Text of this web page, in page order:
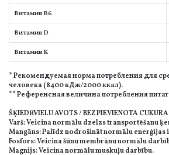
Витамин B6
Витамин D
Витамин K
* Рекомендуемая норма потребления для
человека (8400 кДж/2000 ккал).
** Референсная величина потребления
ŠĶIEDRVIELU AVOTS / BEZ PIEVIENOTA
Varš: Veicina normālu dzelzs transportēšanu
Mangāns: Palīdz nodrošināt normālu enerģijas
Fosfors: Veicina šūnu membrānu normālu
Magnijs: Veicina normālu muskuļu darbību.